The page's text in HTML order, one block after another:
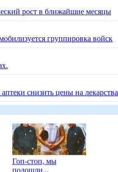
рост в ближайшие месяцы
группировка войск
снизить цены на лекарства
Гоп-стоп, мы
подошли...